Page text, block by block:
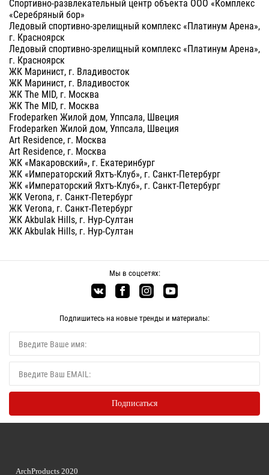
Спортивно-развлекательный центр объекта ООО «Комплекс
«Серебряный бор»
Ледовый спортивно-зрелищный комплекс «Платинум Арена»,
г. Красноярск
Ледовый спортивно-зрелищный комплекс «Платинум Арена»,
г. Красноярск
ЖК Маринист, г. Владивосток
ЖК Маринист, г. Владивосток
ЖК The MID, г. Москва
ЖК The MID, г. Москва
Frodeparken Жилой дом, Уппсала, Швеция
Frodeparken Жилой дом, Уппсала, Швеция
Art Residence, г. Москва
Art Residence, г. Москва
ЖК «Макаровский», г. Екатеринбург
ЖК «Императорский Яхтъ-Клуб», г. Санкт-Петербург
ЖК «Императорский Яхтъ-Клуб», г. Санкт-Петербург
ЖК Verona, г. Санкт-Петербург
ЖК Verona, г. Санкт-Петербург
ЖК Akbulak Hills, г. Нур-Султан
ЖК Akbulak Hills, г. Нур-Султан
Мы в соцсетях:
Подпишитесь на новые тренды и материалы:
ArchProducts 2020